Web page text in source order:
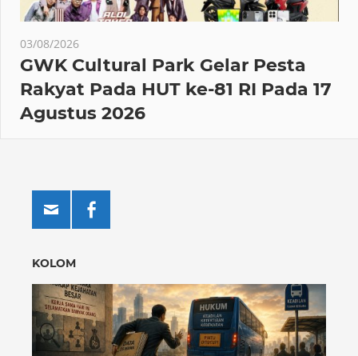
03/08/2026
GWK Cultural Park Gelar Pesta
Rakyat Pada HUT ke-81 RI Pada 17
Agustus 2026
KOLOM